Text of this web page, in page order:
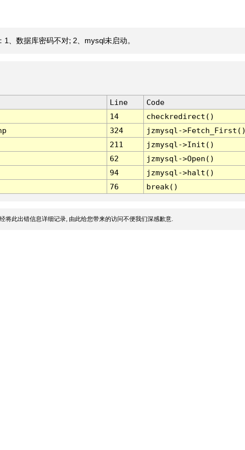
、数据库密码不对; 2、mysql未启动。
Line
Code
14
checkredirect()
324
jzmysql-
211
jzmysql->Init()
62
jzmysql->Open()
94
jzmysql->halt()
76 break()
将此出错信息详细记录, 由此给您带来的访问不便我们深感歉意.